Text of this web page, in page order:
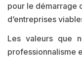
pour le démarrage
d’entreprises
Les valeurs que
professionnalisme